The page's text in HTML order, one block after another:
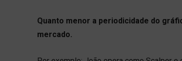
Quanto menor a periodicidade do
mercado.